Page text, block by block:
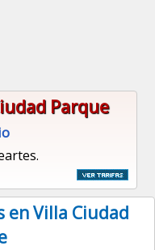
Parque
en Villa Ciudad